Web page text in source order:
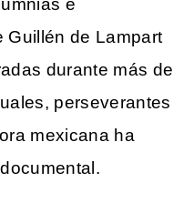
Guillén de Lampart
durante más de
perseverantes
mexicana ha